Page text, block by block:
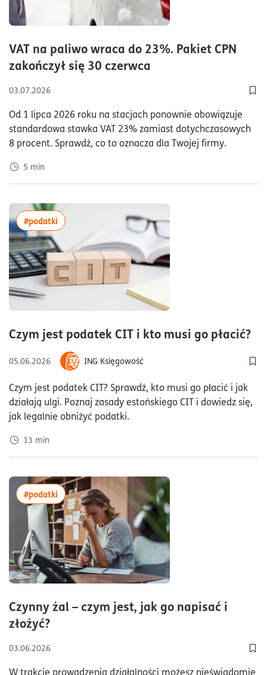
VAT na paliwo wraca do 23%. Pakiet CPN
zakończył się 30 czerwca
03.07.2026
Od 1 lipca 2026 roku na stacjach ponownie obowiązuje
standardowa stawka VAT 23% zamiast dotychczasowych
8 procent. Sprawdź, co to oznacza dla Twojej firmy.
5 min
Czym jest podatek CIT i kto musi go płacić?
05.06.2026
ING Księgowość
Czym jest podatek CIT? Sprawdź, kto musi go płacić i jak
działają ulgi. Poznaj zasady estońskiego CIT i dowiedz się,
jak legalnie obniżyć podatki.
13 min
#podatki więcej artykułów z tagiem:#podatki
Czynny żal – czym jest, jak go napisać i
złożyć?czas czytania7minuty
03.06.2026
W trakcie prowadzenia działalności możesz nieświadomie
#podatki więcej artykułów z tagiem:#podatki